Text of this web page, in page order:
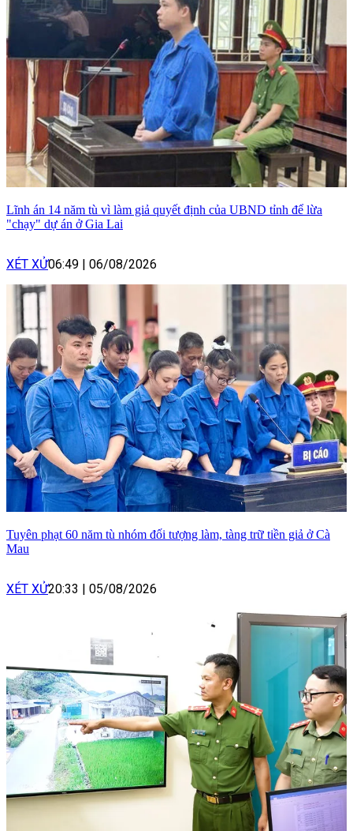
Lĩnh án 14 năm tù vì làm giả quyết định của UBND tỉnh để lừa
"chạy" dự án ở Gia Lai
XÉT XỬ06:49 06/08/2026
Tuyên phạt 60 năm tù nhóm đối tượng làm, tàng trữ tiền giả ở Cà
Mau
XÉT XỬ20:33 05/08/2026